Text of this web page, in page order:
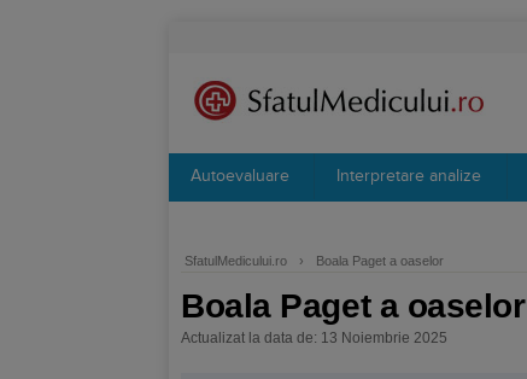
Autoevaluare Interpretare analize
SfatulMedicului.ro › Boala Paget a oaselor
Boala Paget a oaselor
Actualizat la data de: 13 Noiembrie 2025